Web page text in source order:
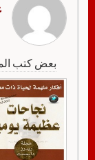
بعض كتب